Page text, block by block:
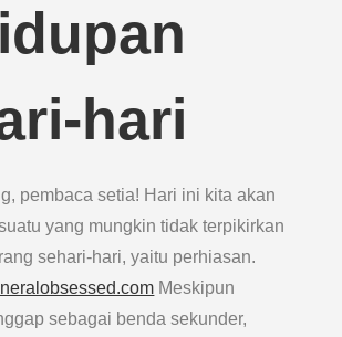
hari
pembaca setia! Hari ini kita akan
yang mungkin tidak terpikirkan
sehari-hari, yaitu perhiasan.
Meskipun
sebagai benda sekunder,